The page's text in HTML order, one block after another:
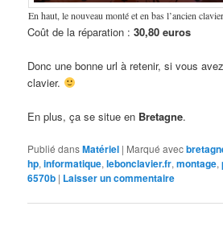
En haut, le nouveau monté et en bas l’ancien clavier
Coût de la réparation :30,80 euros
Donc une bonne url à retenir, si vous
clavier.
En plus, ça se situe en Bretagne.
Publié dansMatériel | Marqué avec
hp,informatique,lebonclavier.fr,montage,
6570b | Laisser un commentaire